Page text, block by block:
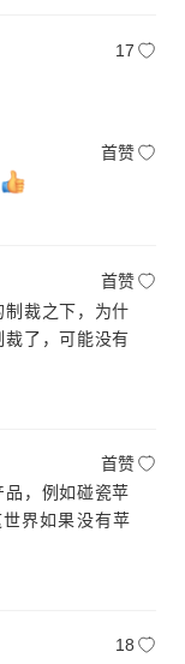
17
首赞
首赞
裁之下，为什
了，可能没有
首赞
，例如碰瓷苹
界如果没有苹
18